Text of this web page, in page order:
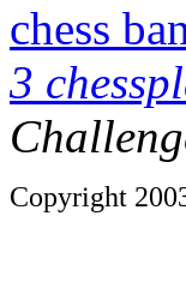
chess
3
Copyright